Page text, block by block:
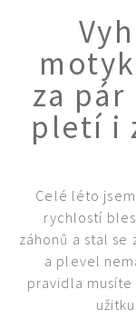
za
pletí i
Celé léto
rychlostí
záhonů a stal se
a plevel
pravidla